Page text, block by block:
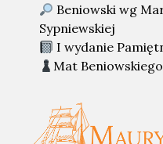
Beniowski wg
Sypniewskiej
I wydanie
Mat Beniowskiego